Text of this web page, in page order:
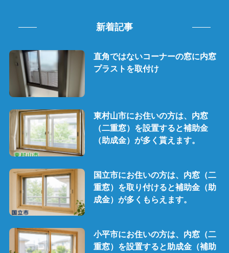
新着記事
直角ではないコーナーの窓に内窓
プラストを取付け
東村山市にお住いの方は、内窓
（二重窓）を設置すると補助金
（助成金）が多く貰えます。
国立市にお住いの方は、内窓（二
重窓）を取り付けると補助金（助
成金）が多くもらえます。
小平市にお住いの方は、内窓（二
重窓）を設置すると助成金（補助